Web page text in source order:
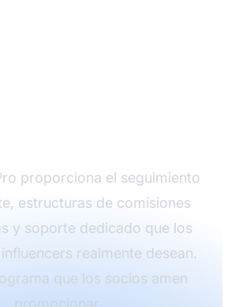
proporciona el seguimiento
estructuras de comisiones
y soporte dedicado que los
realmente desean.
que los socios amen